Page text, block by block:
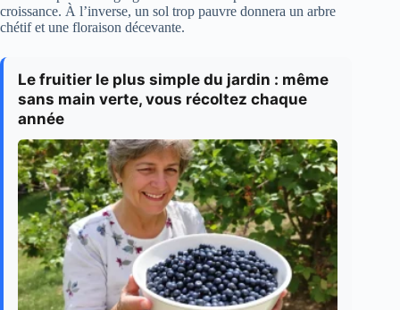
croissance. À l’inverse, un sol trop pauvre donnera un arbre
chétif et une floraison décevante.
Le fruitier le plus simple du jardin : même
sans main verte, vous récoltez chaque
année